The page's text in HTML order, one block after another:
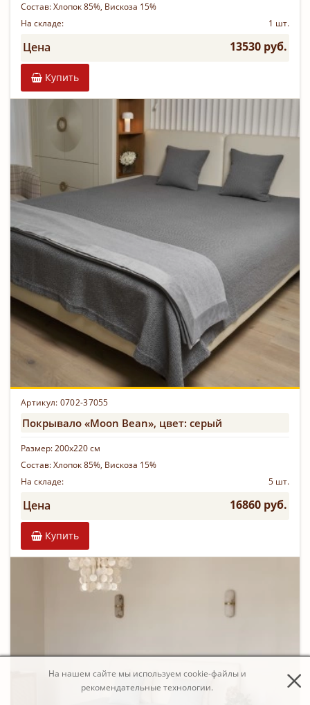
Состав:Хлопок 85%, Вискоза 15%
На складе:
1 шт.
Цена 13530 руб.
Купить
Артикул: 0702-37055
Покрывало «Moon Bean», цвет: серый
Размер:200х220 см
Состав:Хлопок 85%, Вискоза 15%
На складе:
5 шт.
Цена 16860 руб.
Купить
На нашем сайте мы используем cookie-файлы и
рекомендательные технологии.